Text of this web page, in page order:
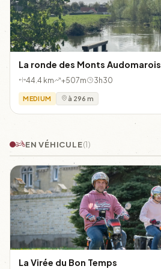
La ronde des Monts Audomarois
44.4 km +507m 3h30
MEDIUM à 296 m
EN VÉHICULE(1)
La Virée du Bon Temps